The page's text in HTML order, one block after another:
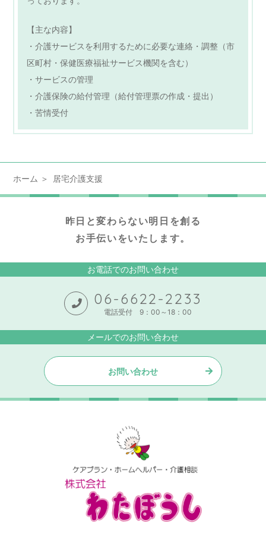
【主な内容】
・介護サービスを利用するために必要な連絡・調整（市
区町村・保健医療福祉サービス機関を含む）
・サービスの管理
・介護保険の給付管理（給付管理票の作成・提出）
・苦情受付
ホーム 居宅介護支援
昨日と変わらない明日を創る
お手伝いをいたします。
お電話でのお問い合わせ
06-6622-2233
電話受付 9：00～18：00
メールでのお問い合わせ
お問い合わせ